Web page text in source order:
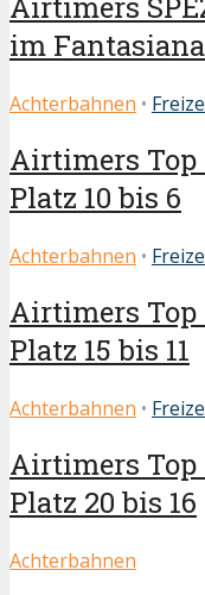
im Fantasiana
Achterbahnen •
Airtimers Top
Platz 10 bis 6
Achterbahnen •
Airtimers Top
Platz 15 bis 11
Achterbahnen •
Airtimers Top
Platz 20 bis 16
Achterbahnen